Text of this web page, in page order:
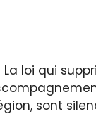
La loi qui
sont